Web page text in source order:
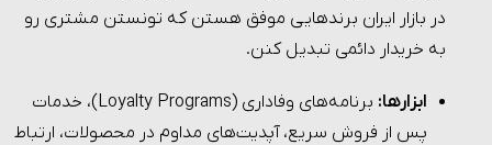
در بازار ایران برندهایی موفق هستن که تونستن مشتری رو
به خریدار دائمی تبدیل کنن.
ابزارها:
برنامه‌های وفاداری (Loyalty Programs)، خدمات
پس از فروش سریع، آپدیت‌های مداوم در محصولات، ارتباط